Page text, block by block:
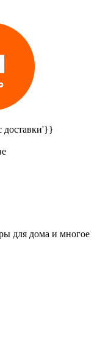
доставки'}}
для дома и многое